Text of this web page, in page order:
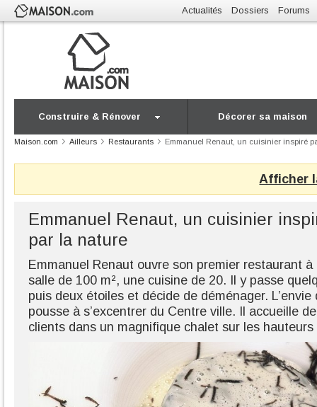
Actualités Dossiers Forums
Construire & Rénover Décorer sa maison
Maison.com Ailleurs Restaurants Emmanuel Renaut, un cuisinier inspiré
Afficher
Emmanuel Renaut, un cuisinier
par la nature
Emmanuel Renaut ouvre son premier restaurant
salle de 100 m², une cuisine de 20. Il y passe
puis deux étoiles et décide de déménager. L’envie
pousse à s’excentrer du Centre ville. Il accueille
clients dans un magnifique chalet sur les hauteurs